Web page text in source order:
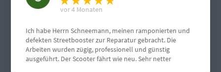
vor 4 Monaten
Ich habe Herrn Schneemann, meinen ramponierten und
defekten Streetbooster zur Reparatur gebracht. Die
Arbeiten wurden zügig, professionell und günstig
ausgeführt. Der Scooter fährt wie neu. Sehr netter